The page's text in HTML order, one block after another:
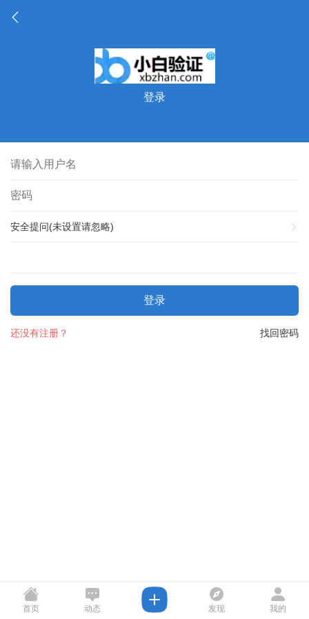
登录
安全提问(未设置请忽略)
登录
找回密码
还没有注册？
首页 动态 发现 我的